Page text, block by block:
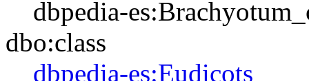
dbpedia-
dbo:class
dbpedia-es:Eudicots